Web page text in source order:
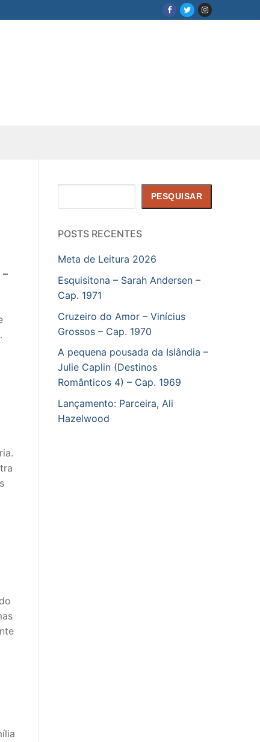
PESQUISAR
POSTS RECENTES
Meta de Leitura 2026
Esquisitona – Sarah Andersen –
Cap. 1971
Cruzeiro do Amor – Vinícius
Grossos – Cap. 1970
A pequena pousada da Islândia –
Julie Caplin (Destinos
Românticos 4) – Cap. 1969
Lançamento: Parceira, Ali
Hazelwood